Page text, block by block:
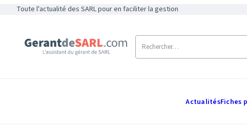
Toute l'actualité des SARL pour en faciliter la gestion
ActualitésFiches